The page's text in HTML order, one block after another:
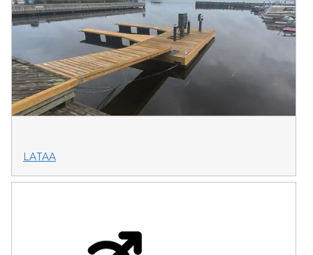
LATAA